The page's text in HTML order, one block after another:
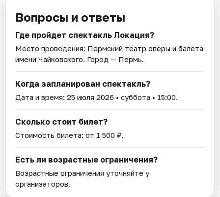
Вопросы и ответы
Где пройдет спектакль Локация?
Место проведения: Пермский театр оперы и балета
имени Чайковского. Город — Пермь.
Когда запланирован спектакль?
Дата и время:25 июля 2026 • суббота • 15:00.
Сколько стоит билет?
Стоимость билета: от 1 500 ₽.
Есть ли возрастные ограничения?
Возрастные ограничения уточняйте у
организаторов.